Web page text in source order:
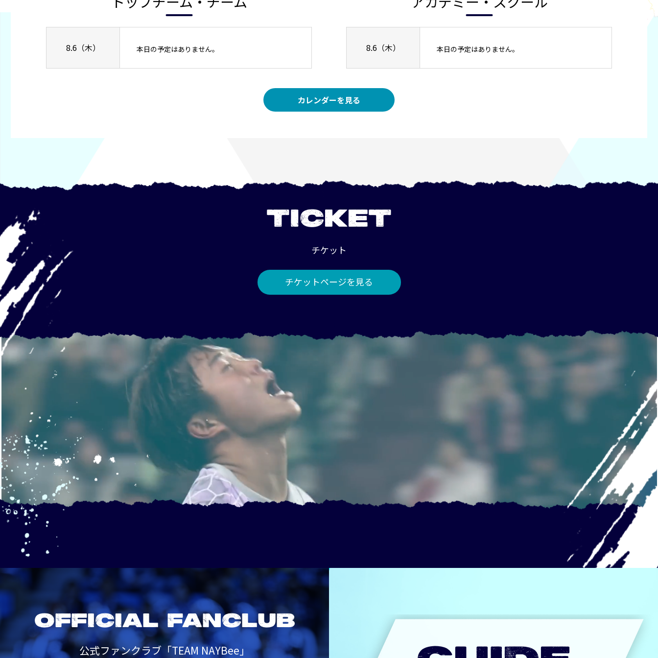
8.6（木） 本日の予定はありません。 8.6（木） 本日の予定はありません。
カレンダーを見る
TICKET
チケット
チケットページを見る
OFFICIAL FANCLUB
公式ファンクラブ「TEAM NAYBee」